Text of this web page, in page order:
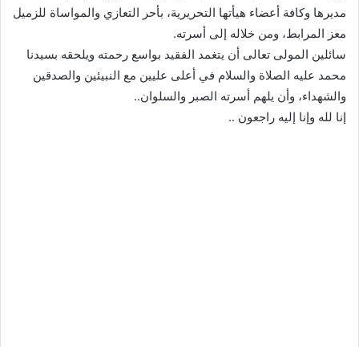
مديرها وكافة أعضاء هيأتها التحريرية، بأحر التعازي والمواساة للزميل
معز المرابط، ومن خلاله إلى أسرته.
سائلين المولى تعالى أن يتغمد الفقيد بواسع رحمته ويلحقه بسيدنا
محمد عليه الصلاة والسلام في أعلى عليين مع النبيئين والصدقين
والشهداء، وأن يلهم أسرته الصبر والسلوان..
إنا لله وإنا إليه راجعون ..